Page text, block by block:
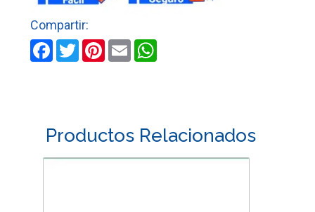
cantidad
Facebook
TwitterPinterest
EmailWhatsApp
Productos Relacionados